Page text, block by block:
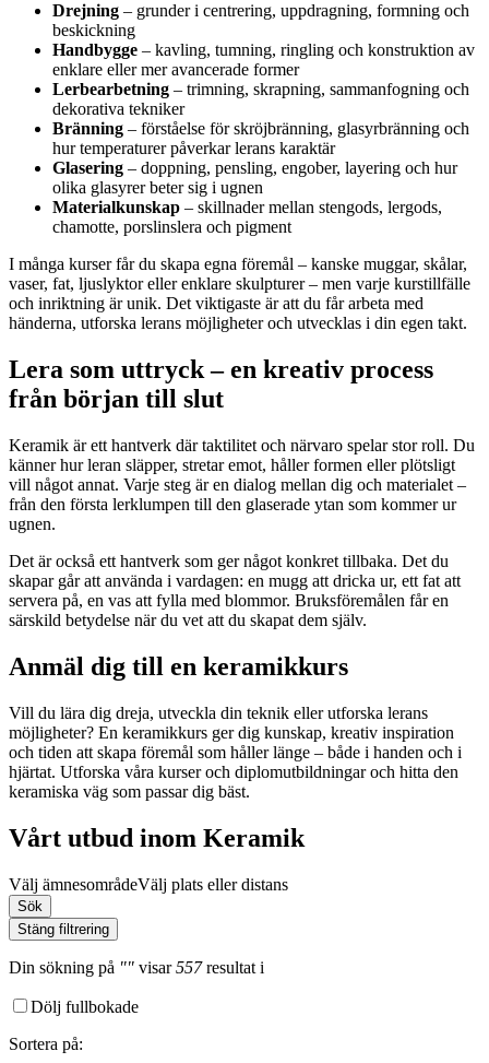
Drejning – grunder i centrering, uppdragning, formning och
beskickning
Handbygge – kavling, tumning, ringling och konstruktion av
enklare eller mer avancerade former
Lerbearbetning – trimning, skrapning, sammanfogning och
dekorativa tekniker
Bränning – förståelse för skröjbränning, glasyrbränning och
hur temperaturer påverkar lerans karaktär
Glasering – doppning, pensling, engober, layering och hur
olika glasyrer beter sig i ugnen
Materialkunskap – skillnader mellan stengods, lergods,
chamotte, porslinslera och pigment
I många kurser får du skapa egna föremål – kanske muggar, skålar,
vaser, fat, ljuslyktor eller enklare skulpturer – men varje kurstillfälle
och inriktning är unik. Det viktigaste är att du får arbeta med
händerna, utforska lerans möjligheter och utvecklas i din egen takt.
Lera som uttryck – en kreativ process
från början till slut
Keramik är ett hantverk där taktilitet och närvaro spelar stor roll. Du
känner hur leran släpper, stretar emot, håller formen eller plötsligt
vill något annat. Varje steg är en dialog mellan dig och materialet –
från den första lerklumpen till den glaserade ytan som kommer ur
ugnen.
Det är också ett hantverk som ger något konkret tillbaka. Det du
skapar går att använda i vardagen: en mugg att dricka ur, ett fat att
servera på, en vas att fylla med blommor. Bruksföremålen får en
särskild betydelse när du vet att du skapat dem själv.
Anmäl dig till en keramikkurs
Vill du lära dig dreja, utveckla din teknik eller utforska lerans
möjligheter? En keramikkurs ger dig kunskap, kreativ inspiration
och tiden att skapa föremål som håller länge – både i handen och i
hjärtat. Utforska våra kurser och diplomutbildningar och hitta den
keramiska väg som passar dig bäst.
Vårt utbud inom Keramik
Välj ämnesområdeVälj plats eller distans
Sök
Stäng filtrering
Din sökning på "" visar557resultat i
Dölj fullbokade
Sortera på: